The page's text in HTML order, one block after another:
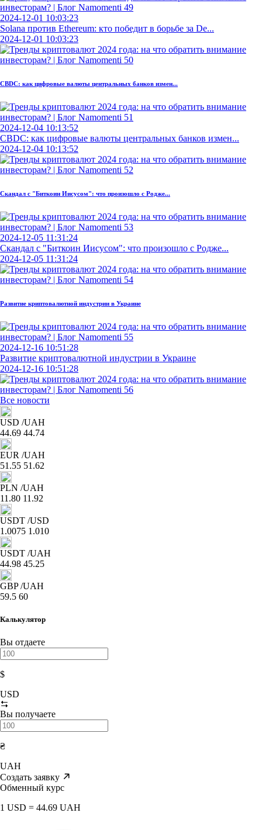
2024-12-01 10:03:23
Solana против Ethereum: кто победит в борьбе за De...
2024-12-01 10:03:23
CBDC: как цифровые валюты центральных банков измен...
2024-12-04 10:13:52
CBDC: как цифровые валюты центральных банков измен...
2024-12-04 10:13:52
Скандал с "Биткоин Иисусом": что произошло с Родже...
2024-12-05 11:31:24
Скандал с "Биткоин Иисусом": что произошло с Родже...
2024-12-05 11:31:24
Развитие криптовалютной индустрии в Украине
2024-12-16 10:51:28
Развитие криптовалютной индустрии в Украине
2024-12-16 10:51:28
Все новости
USD /UAH
44.69 44.74
EUR /UAH
51.55 51.62
PLN /UAH
11.80 11.92
USDT /USD
1.0075 1.010
USDT /UAH
44.98 45.25
GBP /UAH
59.5 60
Калькулятор
Вы отдаете
$
USD
Вы получаете
₴
UAH
Создать заявку
Обменный курс
1 USD = 44.69 UAH